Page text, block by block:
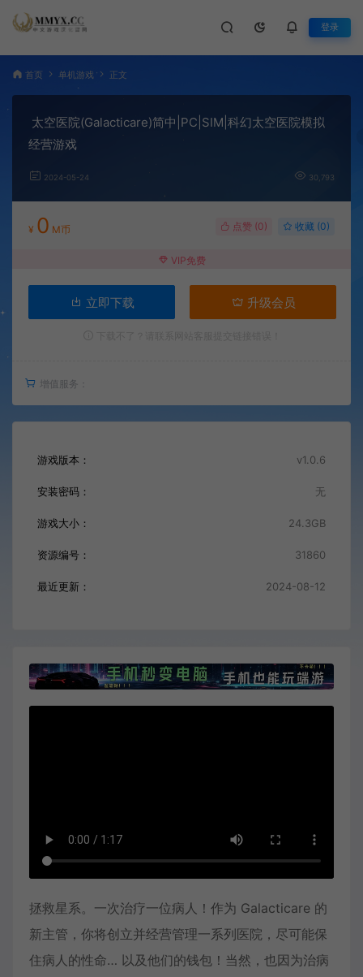
登录
首页 单机游戏 正文
太空医院(Galacticare)简中|PC|SIM|科幻太空医院模拟
经营游戏
2024-05-24 30,793
¥ 0 M币 点赞 (0) 收藏 (0)
VIP免费
立即下载 升级会员
增值服务：
游戏版本： v1.0.6
安装密码： 无
游戏大小： 24.3GB
资源编号： 31860
最近更新： 2024-08-12
拯救星系。一次治疗一位病人！作为 Galacticare 的
新主管，你将创立并经营管理一系列医院，尽可能保
住病人的性命… 以及他们的钱包！当然，也因为治病